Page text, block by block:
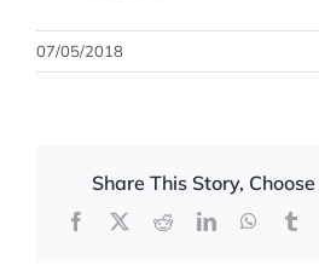
07/05/2018
Share This Story,
Facebook
X RedditLinkedIn